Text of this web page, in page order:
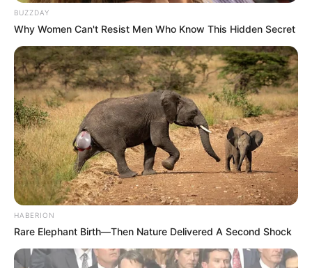
BUZZDAY
Why Women Can't Resist Men Who Know This Hidden Secret
HABERION
Rare Elephant Birth—Then Nature Delivered A Second Shock